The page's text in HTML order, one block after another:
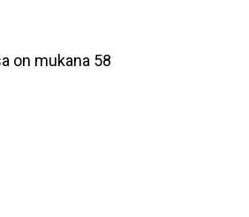
on mukana 58